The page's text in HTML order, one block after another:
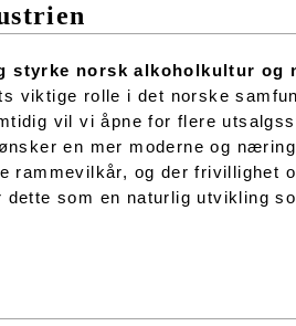
styrke norsk alkoholkultur
viktige rolle i det norske
vil vi åpne for flere
en mer moderne og
rammevilkår, og der frivillighet
dette som en naturlig utvikling